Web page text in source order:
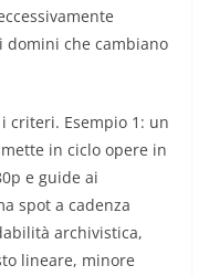
domini che cambiano
criteri. Esempio 1: un
in ciclo opere in
e guide ai
spot a cadenza
archivistica,
lineare, minore